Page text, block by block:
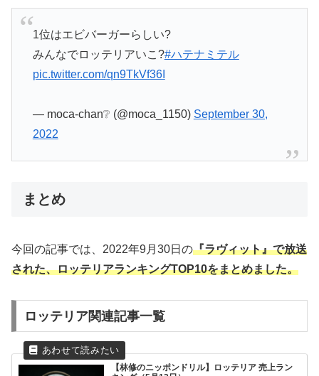
1位はエビバーガーらしい?
みんなでロッテリアいこ?#ハテナミテル
pic.twitter.com/qn9TkVf36I
— moca-chan❔ (@moca_1150) September 30,
2022
まとめ
今回の記事では、2022年9月30日の『ラヴィット』で放送
された、ロッテリアランキングTOP10をまとめました。
ロッテリア関連記事一覧
【林修のニッポンドリル】ロッテリア 売上ラン